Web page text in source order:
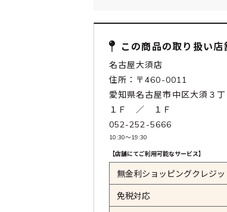
この商品の取り扱い店
名古屋大須店
住所：〒460-0011
愛知県名古屋市中区大須３
１Ｆ ／ １Ｆ
052-252-5666
10:30〜19:30
【店舗にてご利用可能なサービス】
無金利ショッピングクレジッ
免税対応